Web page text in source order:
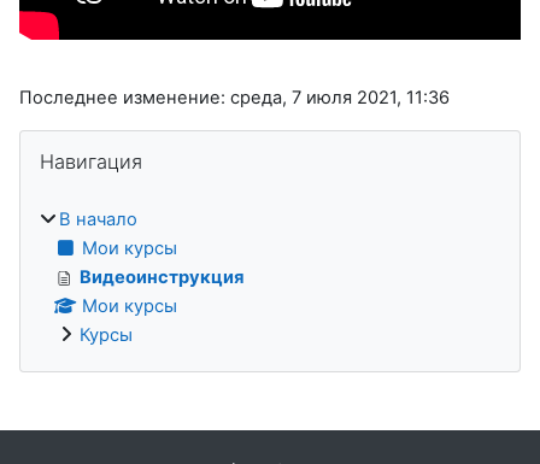
Последнее изменение: среда, 7 июля 2021, 11:36
Блоки
Навигация
В начало
Мои курсы
Видеоинструкция
Мои курсы
Курсы
Дополнительные блоки